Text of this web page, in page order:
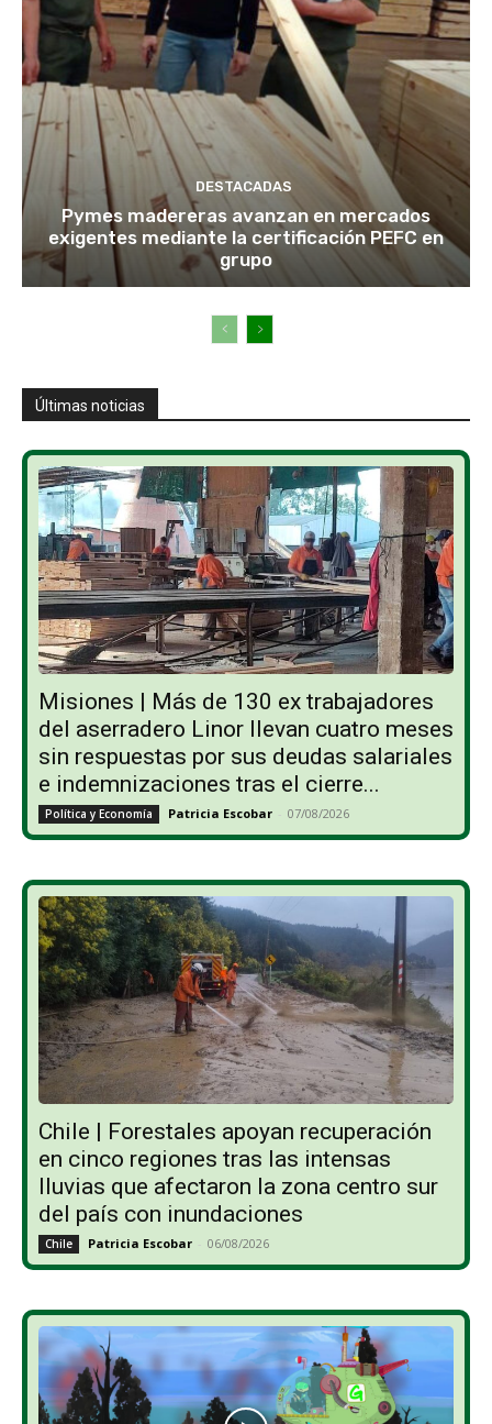
DESTACADAS
Pymes madereras avanzan en mercados
exigentes mediante la certificación PEFC en
grupo
Últimas noticias
Misiones | Más de 130 ex trabajadores
del aserradero Linor llevan cuatro meses
sin respuestas por sus deudas salariales
e indemnizaciones tras el cierre...
Política y Economía Patricia Escobar - 07/08/2026
Chile | Forestales apoyan recuperación
en cinco regiones tras las intensas
lluvias que afectaron la zona centro sur
del país con inundaciones
Chile Patricia Escobar - 06/08/2026